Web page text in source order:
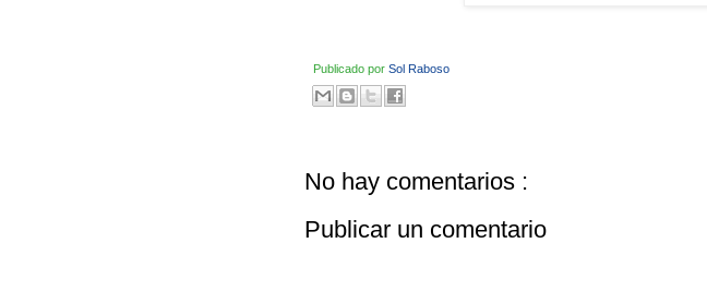
Publicado por Sol Raboso
No hay comentarios :
Publicar un comentario